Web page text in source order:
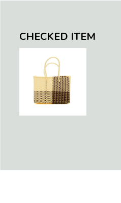
CHECKED ITEM